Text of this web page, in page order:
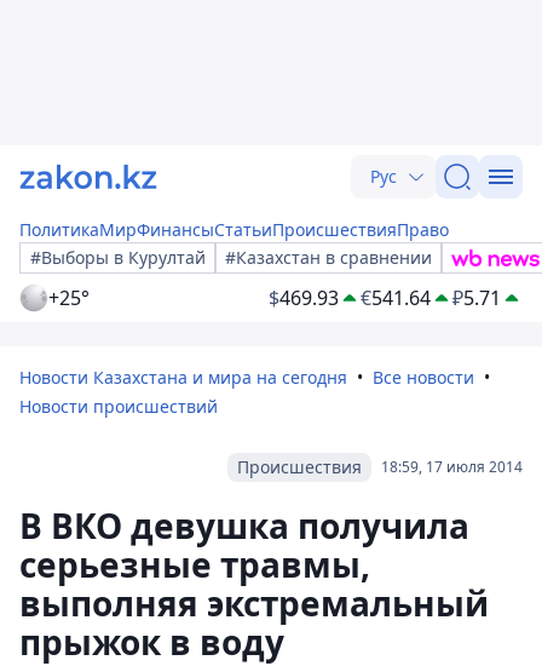
Рус
ПолитикаМирФинансыСтатьиПроисшествияПраво
#Выборы в Курултай
#Казахстан в сравнении
+25° $469.93 €541.64 ₽5.71
Новости Казахстана и мира на сегодня
Все новости
Новости происшествий
18:59, 17 июля 2014
Происшествия
В ВКО девушка получила
серьезные травмы,
выполняя экстремальный
прыжок в воду